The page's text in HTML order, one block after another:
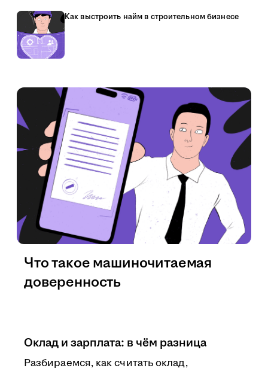
Как выстроить найм в строительном бизнесе
Оклад и зарплата: в чём разница
Разбираемся, как считать оклад,
Что такое машиночитаемая
доверенность